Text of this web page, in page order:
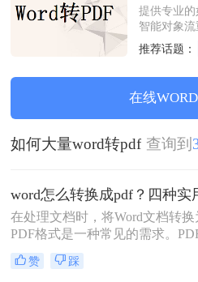
提供专业
智能对象
还原且排版
全链路
办公。
推荐话题：
在线
如何大量word转pdf 查询到
在处理文档时，将Word文档转换
PDF格式是一种常见的需求。
式具有跨平台、保持原始格式等优
点，使得在不同设备和操作系统
赞 踩